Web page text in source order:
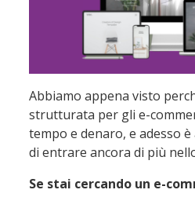
Abbiamo appena visto
strutturata per gli e-
tempo e denaro, e adesso
di entrare ancora di più
Se stai cercando un e-